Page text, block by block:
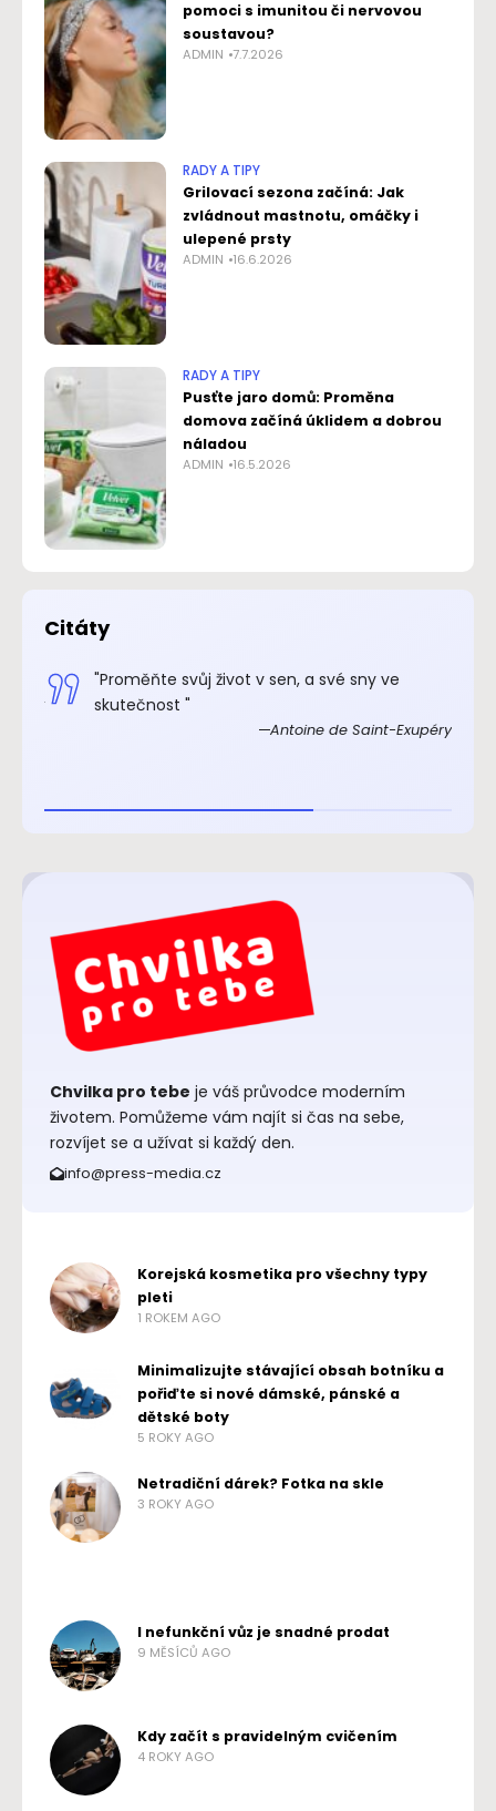
pomoci s imunitou či nervovou
soustavou?
ADMIN 7.7.2026
RADY A TIPY
Grilovací sezona začíná: Jak
zvládnout mastnotu, omáčky i
ulepené prsty
ADMIN 16.6.2026
RADY A TIPY
Pusťte jaro domů: Proměna
domova začíná úklidem a dobrou
náladou
ADMIN 16.5.2026
Citáty
"Proměňte svůj život v sen, a své sny ve
skutečnost "
Antoine de Saint-Exupéry
Chvilka pro tebe je váš průvodce moderním
životem. Pomůžeme vám najít si čas na sebe,
rozvíjet se a užívat si každý den.
info@press-media.cz
Korejská kosmetika pro všechny typy
pleti
1 ROKEM AGO
Minimalizujte stávající obsah botníku a
pořiďte si nové dámské, pánské a
dětské boty
5 ROKY AGO
Netradiční dárek? Fotka na skle
3 ROKY AGO
I nefunkční vůz je snadné prodat
9 MĚSÍCŮ AGO
Kdy začít s pravidelným cvičením
4 ROKY AGO